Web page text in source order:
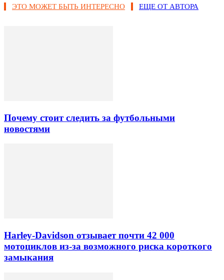
ЭТО МОЖЕТ БЫТЬ ИНТЕРЕСНО ЕЩЕ ОТ АВТОРА
Почему стоит следить за футбольными
новостями
Harley-Davidson отзывает почти 42 000
мотоциклов из-за возможного риска короткого
замыкания